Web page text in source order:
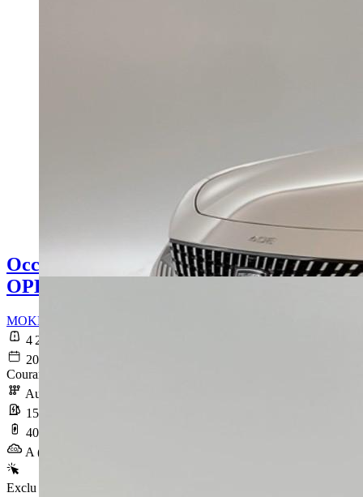
Occasion
OPEL MOKKA
MOKKA Electrique 156 ch & Batterie 54 kWh Edition
4 237 km
2025-03-17
Courant électrique
Automatique
15,4 kWh/100km
402 km
A (0 g/km)
Exclu Web